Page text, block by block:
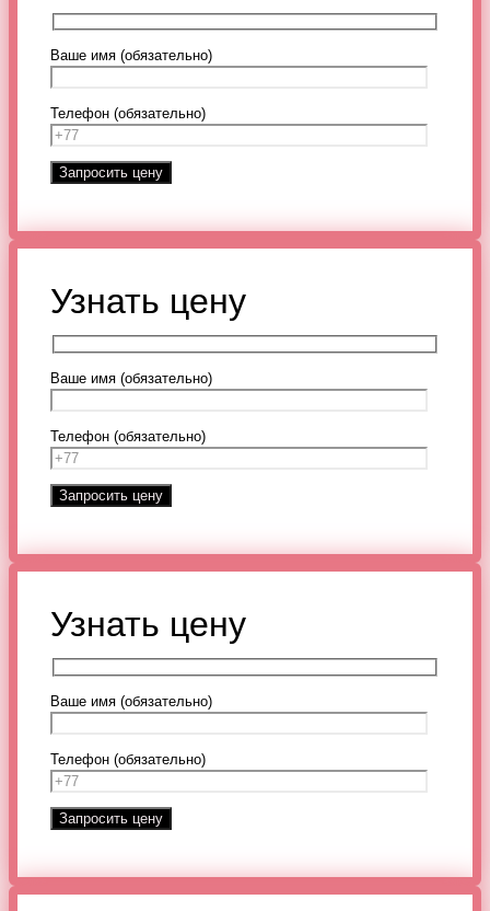
Ваше имя (обязательно)
Телефон (обязательно)
Узнать цену
Ваше имя (обязательно)
Телефон (обязательно)
Узнать цену
Ваше имя (обязательно)
Телефон (обязательно)